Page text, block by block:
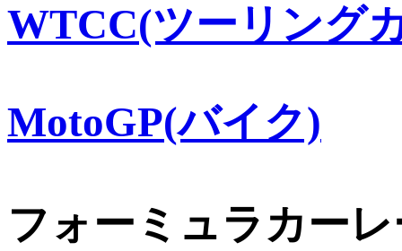
WTCC(ツーリング
MotoGP(バイク)
フォーミュラカー